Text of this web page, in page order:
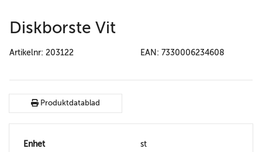
Diskborste Vit
Artikelnr: 203122 EAN: 7330006234608
Produktdatablad
Enhet st